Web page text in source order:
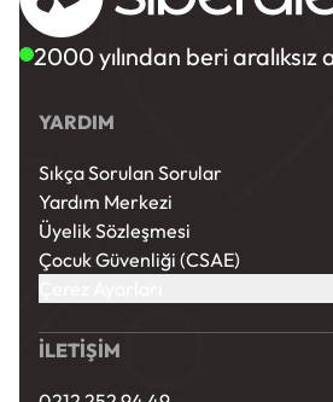
2000 yılından beri aralıksız
YARDIM
Sıkça Sorulan Sorular
Yardım Merkezi
Üyelik Sözleşmesi
Çocuk Güvenliği (CSAE)
İLETİŞİM